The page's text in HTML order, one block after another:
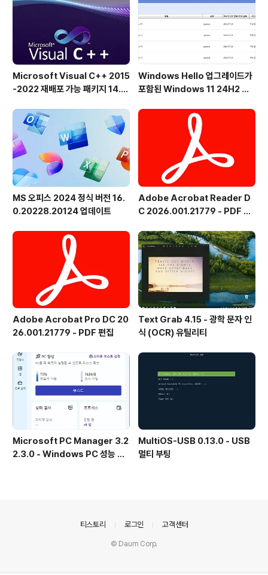
Microsoft Visual C++ 2015
-2022 재배포 가능 패키지 14.5
Windows Hello 업그레이드가
포함된 Windows 11 24H2 및
출시
MS 오피스 2024 정식 버전 16.
0.20228.20124 업데이트
Adobe Acrobat Reader D
C 2026.001.21779 - PDF 뷰
Adobe Acrobat Pro DC 20
26.001.21779 - PDF 편집
Text Grab 4.15 - 광학 문자 인
식 (OCR) 유틸리티
Microsoft PC Manager 3.2
2.3.0 - Windows PC 성능 향
MultiOS-USB 0.13.0 - USB
멀티 부팅
티스토리 로그인 고객센터
© Daum Corp.